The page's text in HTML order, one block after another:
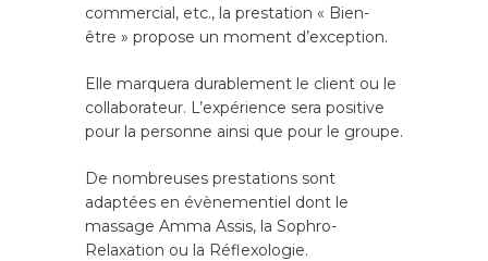
commercial, etc., la prestation « Bien-
être » propose un moment d’exception.
Elle marquera durablement le client ou le
collaborateur. L’expérience sera positive
pour la personne ainsi que pour le groupe.
De nombreuses prestations sont
adaptées en évènementiel dont le
massage Amma Assis, la Sophro-
Relaxation ou la Réflexologie.